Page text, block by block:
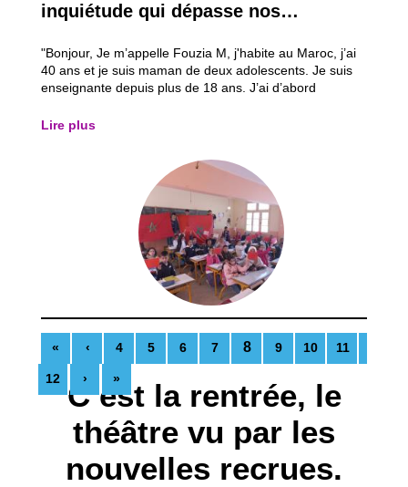
C’est la rentrée, le
théâtre vu par les
nouvelles recrues.
inquiétude qui dépasse nos
"Bonjour, Je m’appelle Fouzia M, j'habite au Maroc, j’ai
40 ans et je suis maman de deux adolescents. Je suis
enseignante depuis plus de 18 ans. J’ai d’abord
Nador. Les conditions y sont assez difficiles. Beaucoup
Lire plus
« ‹ 4 5 6 7 8 9 10 11
12 › »